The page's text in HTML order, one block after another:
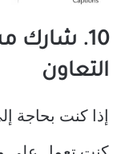
10. شارك
التعاون
إذا كنت بحاجة